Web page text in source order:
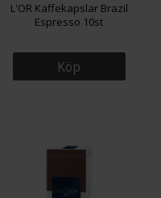
L'OR Kaffekapslar Brazil
Espresso 10st
Köp